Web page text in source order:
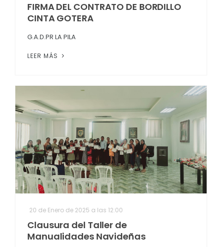
FIRMA DEL CONTRATO DE BORDILLO
CINTA GOTERA
G.A.D.PR LA PILA
LEER MÁS
20 de Enero de 2025 a las 12:00
Clausura del Taller de
Manualidades Navideñas